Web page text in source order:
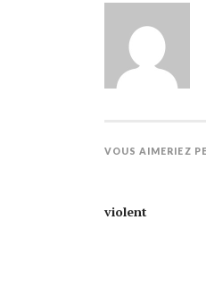
VOUS AIMERIEZ
violent